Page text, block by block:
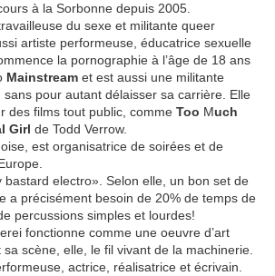
à la Sorbonne depuis 2005.
du sexe et militante queer
artiste performeuse, éducatrice sexuelle
la pornographie à l’âge de 18 ans
Mainstream et est aussi une militante
pour autant délaisser sa carrière. Elle
des films tout public, comme Too Much
Girl de Todd Verrow.
est organisatrice de soirées et de
bastard electro». Selon elle, un bon set de
a précisément besoin de 20% de temps de
percussions simples et lourdes!
fonctionne comme une oeuvre d’art
scène, elle, le fil vivant de la machinerie.
actrice, réalisatrice et écrivain.